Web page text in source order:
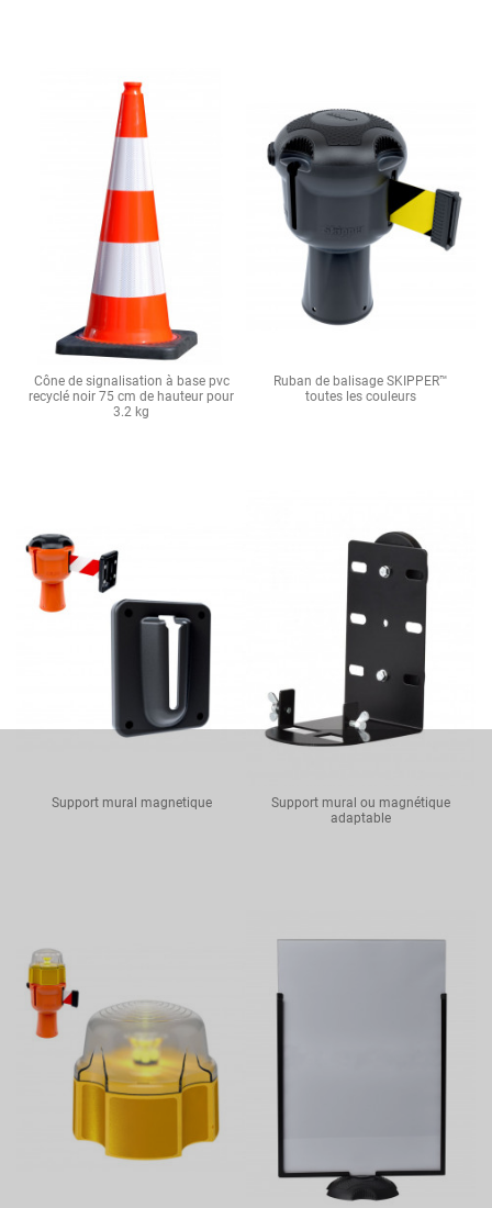
Cône de signalisation à base pvc
recyclé noir 75 cm de hauteur pour
3.2 kg
Ruban de balisage SKIPPER™
toutes les couleurs
Support mural magnetique
Support mural ou magnétique
adaptable